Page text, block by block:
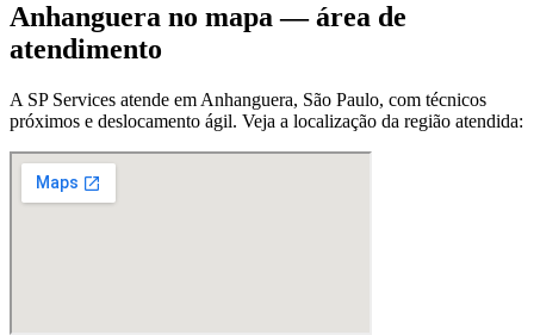
Anhanguera no mapa — área de
atendimento
A SP Services atende em Anhanguera, São Paulo, com técnicos
próximos e deslocamento ágil. Veja a localização da região atendida: